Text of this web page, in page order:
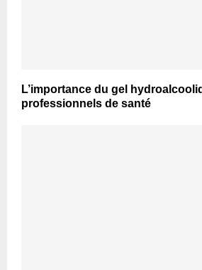
L’importance du gel
professionnels de santé